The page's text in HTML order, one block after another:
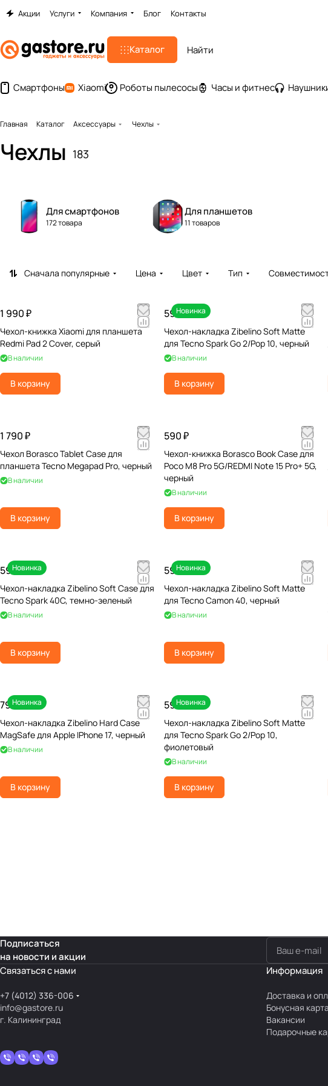
Акции Услуги Компания Блог Контакты
Каталог
Смартфоны Xiaomi Роботы пылесосы Часы и фитнес
Главная Каталог Аксессуары Чехлы
Чехлы 183
Для смартфонов
172 товара
Для планшетов
11 товаров
Сначала популярные Цена Цвет Тип
1 990 ₽
Чехол-книжка Xiaomi для планшета
Redmi Pad 2 Cover, серый
В наличии
В корзину
Новинка
590 ₽
Чехол-накладка Zibelino Soft Matte
для Tecno Spark Go 2/Pop 10, черный
В наличии
В корзину
1 790 ₽
Чехол Borasco Tablet Case для
планшета Tecno Megapad Pro, черный
В наличии
В корзину
590 ₽
Чехол-книжка Borasco Book Case для
Poco M8 Pro 5G/REDMI Note 15 Pro+ 5G,
черный
В наличии
В корзину
Новинка
590 ₽
Чехол-накладка Zibelino Soft Case для
Tecno Spark 40C, темно-зеленый
В наличии
В корзину
Новинка
590 ₽
Чехол-накладка Zibelino Soft Matte
для Tecno Camon 40, черный
В наличии
В корзину
Новинка
790 ₽
Чехол-накладка Zibelino Hard Case
MagSafe для Apple IPhone 17, черный
В наличии
В корзину
Новинка
590 ₽
Чехол-накладка Zibelino Soft Matte
для Tecno Spark Go 2/Pop 10,
фиолетовый
В наличии
В корзину
Подписаться
на новости и акции
Связаться с нами
+7 (4012) 336-006
info@gastore.ru
г. Калининград
Информация
Доставка и
Бонусная карта
Вакансии
Подарочные